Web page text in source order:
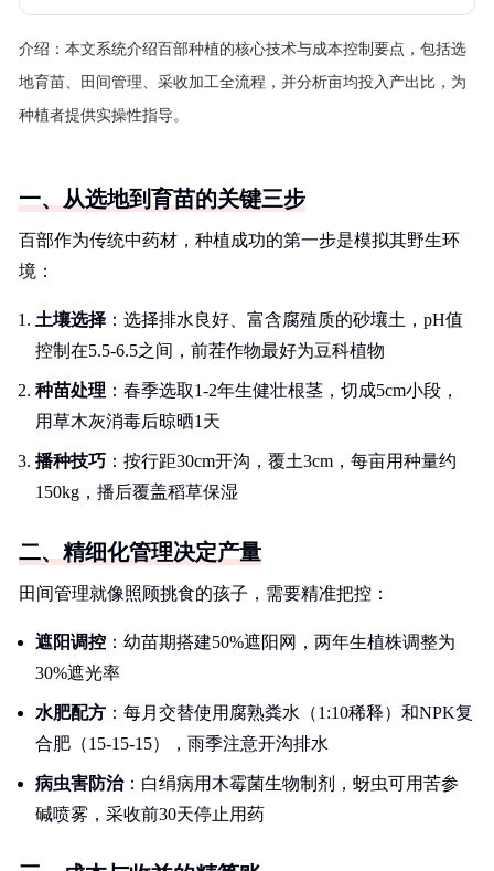
介绍： 本文系统介绍百部种植的核心技术与成本控制要点，包括选
地育苗、田间管理、采收加工全流程，并分析亩均投入产出比，为
种植者提供实操性指导。
一、从选地到育苗的关键三步
百部作为传统中药材，种植成功的第一步是模拟其野生环
境：
土壤选择 ：选择排水良好、富含腐殖质的砂壤土，pH值
控制在5.5-6.5之间，前茬作物最好为豆科植物
种苗处理 ：春季选取1-2年生健壮根茎，切成5cm小段，
用草木灰消毒后晾晒1天
播种技巧 ：按行距30cm开沟，覆土3cm，每亩用种量约
150kg，播后覆盖稻草保湿
二、精细化管理决定产量
田间管理就像照顾挑食的孩子，需要精准把控：
遮阳调控 ：幼苗期搭建50%遮阳网，两年生植株调整为
30%遮光率
水肥配方 ：每月交替使用腐熟粪水（1:10稀释）和NPK复
合肥（15-15-15），雨季注意开沟排水
病虫害防治：白绢病用木霉菌生物制剂，蚜虫可用苦参
碱喷雾，采收前30天停止用药